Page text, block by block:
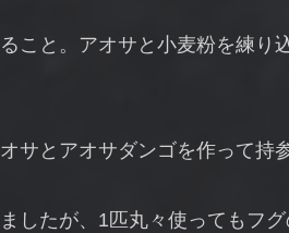
こと。アオサと小麦粉を練り
サとアオサダンゴを作って持
したが、1匹丸々使ってもフ